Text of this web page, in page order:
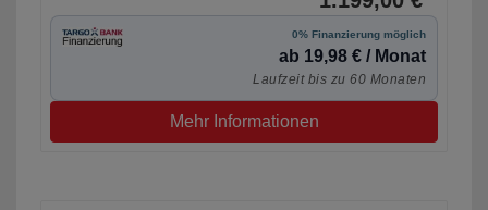
0% Finanzierung möglich
ab 19,98 € / Monat
Laufzeit bis zu 60 Monaten
Mehr Informationen